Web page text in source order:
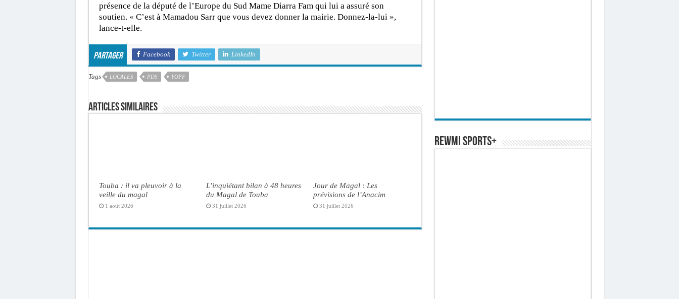
présence de la député de l’Europe du Sud Mame Diarra Fam qui lui a assuré son
soutien. « C’est à Mamadou Sarr que vous devez donner la mairie. Donnez-la-lui »,
lance-t-elle.
Partager Facebook Twitter LinkedIn
Tags LOCALES PDS YOFF
Articles similaires
Touba : il va pleuvoir à la
veille du magal
1 août 2026
L’inquiétant bilan à 48 heures
du Magal de Touba
31 juillet 2026
Jour de Magal : Les
prévisions de l’Anacim
31 juillet 2026
REWMI SPORTS+